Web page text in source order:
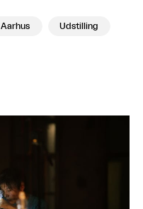
Aarhus Udstilling